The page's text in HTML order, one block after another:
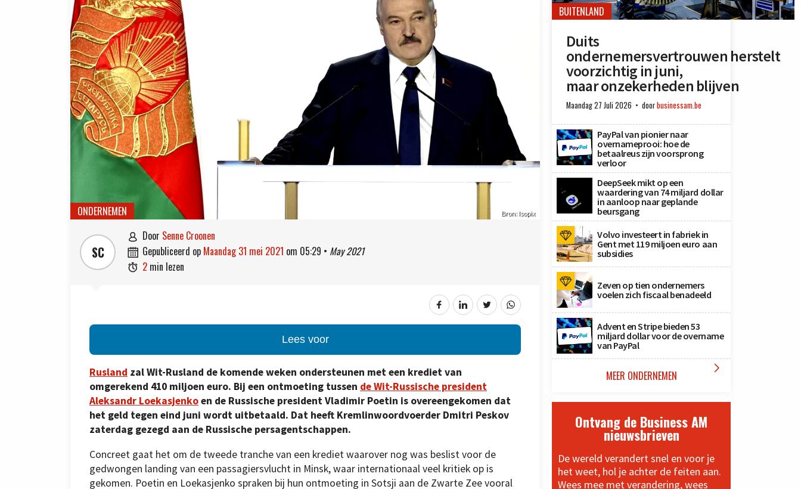
Bron: Isopix
ONDERNEMEN
SC
 door Senne Croonen
 gepubliceerd op maandag 31 mei 2021 om 05:29 • May 2021
 2 min lezen
Lees voor
Rusland zal Wit-Rusland de komende weken ondersteunen met een krediet van
omgerekend 410 miljoen euro. Bij een ontmoeting tussen de Wit-Russische president
Aleksandr Loekasjenkoen de Russische president Vladimir Poetin is overeengekomen dat
het geld tegen eind juni wordt uitbetaald. Dat heeft Kremlinwoordvoerder Dmitri Peskov
zaterdag gezegd aan de Russische persagentschappen.
Concreet gaat het om de tweede tranche van een krediet waarover nog was beslist voor de
gedwongen landing van een passagiersvlucht in Minsk, waar internationaal veel kritiek op is
gekomen. Poetin en Loekasjenko spraken bij hun ontmoeting in Sotsji aan de Zwarte Zee vooral
BUITENLAND
Duits
ondernemersvertrouwen herstelt
voorzichtig in juni,
maar onzekerheden blijven
Maandag 27 Juli 2026 doorbusinessam.be
PayPal van pionier naar
overnameprooi: hoe de
betaalreus zijn voorsprong
verloor
DeepSeek mikt op een
waardering van 74 miljard dollar
in aanloop naar geplande
beursgang
Volvo investeert in fabriek in
Gent met 119 miljoen euro aan
subsidies
Zeven op tien ondernemers
voelen zich fiscaal benadeeld
Advent en Stripe bieden 53
miljard dollar voor de overname
van PayPal
MEER ONDERNEMEN 
Ontvang de Business AM
nieuwsbrieven
De wereld verandert snel en voor je
het weet, hol je achter de feiten aan.
Wees mee met verandering, wees